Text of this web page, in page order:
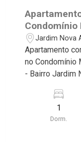
Condomínio
Faculdade
Jardim Nova
Apartamento
no Condomínio
- Bairro Jardim
Martinelli
41m² de área
condicionado -
1
Dorm.